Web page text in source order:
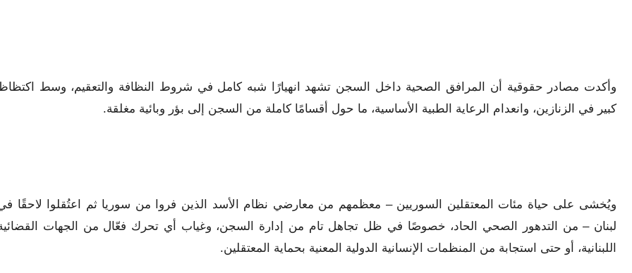
وأكدت مصادر حقوقية أن المرافق الصحية داخل السجن تشهد انهيارًا شبه كامل في شروط النظافة والتعقيم، وسط
كبير في الزنازين، وانعدام الرعاية الطبية الأساسية، ما حول أقسامًا كاملة من السجن إلى بؤر وبائية مغلقة.
ويُخشى على حياة مئات المعتقلين السوريين – معظمهم من معارضي نظام الأسد الذين فروا من سوريا ثم اعتُقلوا لاحقًا
لبنان – من التدهور الصحي الحاد، خصوصًا في ظل تجاهل تام من إدارة السجن، وغياب أي تحرك فعّال من الجهات
اللبنانية، أو حتى استجابة من المنظمات الإنسانية الدولية المعنية بحماية المعتقلين.